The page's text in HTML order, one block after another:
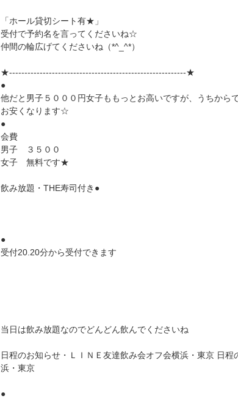
「ホール貸切シート有★」
受付で予約名を言ってくださいね☆
仲間の輪広げてくださいね（*^_^*）
★----------------------------------------------------------★
●
他だと男子５０００円女子ももっとお高いですが、うちから
お安くなります☆
●
会費
男子 ３５００
女子 無料です★
飲み放題・THE寿司付き●
●
受付20.20分から受付できます
当日は飲み放題なのでどんどん飲んでくださいね
日程のお知らせ・ＬＩＮＥ友達飲み会オフ会横浜・東京 日
浜・東京
●